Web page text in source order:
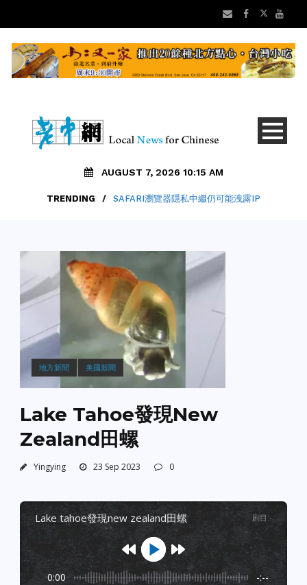
AUGUST 7, 2026 10:15 AM
TRENDING / SAFARI瀏覽器隱私中繼仍可能洩露IP
地方新聞 美國新聞
Lake Tahoe發現New
Zealand田螺
Yingying 23 Sep 2023 0
lake tahoe發現new zealand田螺 剧目 :-
0:00 -:--